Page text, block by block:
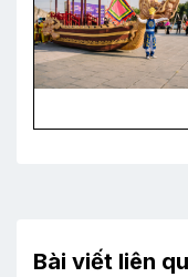
Bài viết liên